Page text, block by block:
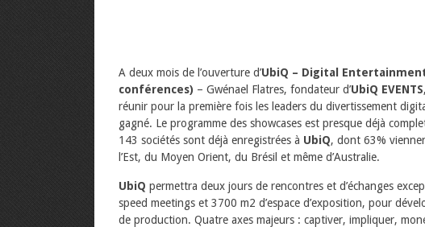
A deux mois de l’ouverture d’UbiQ – Digital
conférences) – Gwénael Flatres, fondateur d’UbiQ EVENTS
réunir pour la première fois les leaders du divertissement
gagné. Le programme des showcases est presque déjà
143 sociétés sont déjà enregistrées à UbiQ, dont 63%
l’Est, du Moyen Orient, du Brésil et même d’Australie.
UbiQ permettra deux jours de rencontres et d’échanges
speed meetings et 3700 m2 d’espace d’exposition, pour
de production. Quatre axes majeurs : captiver, impliquer,